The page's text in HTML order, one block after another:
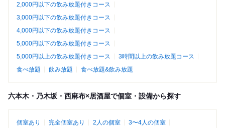
2,000円以下の飲み放題付きコース
3,000円以下の飲み放題付きコース
4,000円以下の飲み放題付きコース
5,000円以下の飲み放題付きコース
5,000円以上の飲み放題付きコース
3時間以上の飲み放題コース
食べ放題
飲み放題 食べ放題&飲み放題
六本木・乃木坂・西麻布×居酒屋で個室・設備から探す
個室あり 完全個室あり 2人の個室
3〜4人の個室